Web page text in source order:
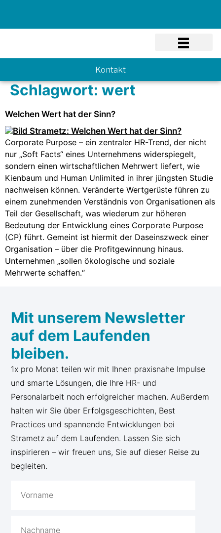
Kontakt
Schlagwort: wert
Welchen Wert hat der Sinn?
Corporate Purpose – ein zentraler HR-Trend, der nicht
nur „Soft Facts“ eines Unternehmens widerspiegelt,
sondern einen wirtschaftlichen Mehrwert liefert, wie
Kienbaum und Human Unlimited in ihrer jüngsten Studie
nachweisen können. Veränderte Wertgerüste führen zu
einem zunehmenden Verständnis von Organisationen als
Teil der Gesellschaft, was wiederum zur höheren
Bedeutung der Entwicklung eines Corporate Purpose
(CP) führt. Gemeint ist hiermit der Daseinszweck einer
Organisation – über die Profitgewinnung hinaus.
Unternehmen „sollen ökologische und soziale
Mehrwerte schaffen.“
Mit unserem Newsletter
auf dem Laufenden
bleiben.
1x pro Monat teilen wir mit Ihnen praxisnahe Impulse
und smarte Lösungen, die Ihre HR- und
Personalarbeit noch erfolgreicher machen. Außerdem
halten wir Sie über Erfolgsgeschichten, Best
Practices und spannende Entwicklungen bei
Strametz auf dem Laufenden. Lassen Sie sich
inspirieren – wir freuen uns, Sie auf dieser Reise zu
begleiten.